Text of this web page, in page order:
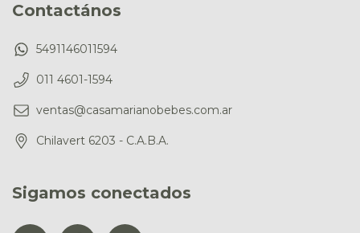
Contactános
5491146011594
011 4601-1594
ventas@casamarianobebes.com.ar
Chilavert 6203 - C.A.B.A.
Sigamos conectados